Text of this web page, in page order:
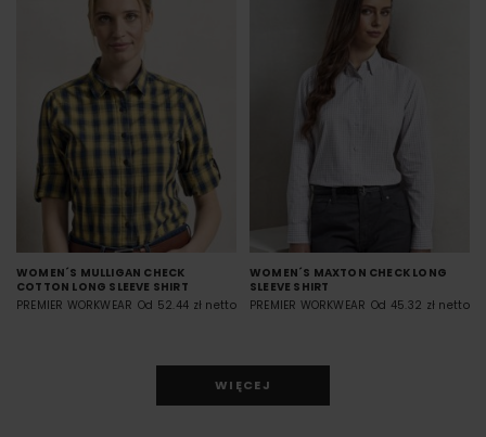
WOMEN´S MULLIGAN CHECK
COTTON LONG SLEEVE SHIRT
PREMIER WORKWEAR Od 52.44 zł netto
WOMEN´S MAXTON CHECK LONG
SLEEVE SHIRT
PREMIER WORKWEAR Od 45.32 zł netto
WIĘCEJ